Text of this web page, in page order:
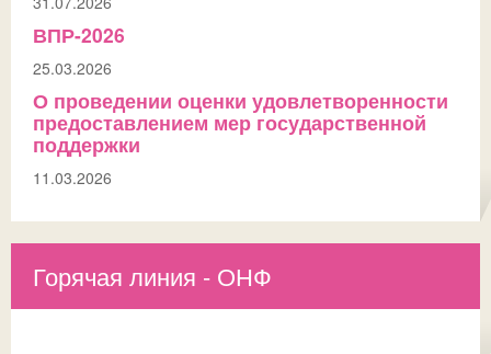
ВПР-2026
25.03.2026
О проведении оценки удовлетворенности
предоставлением мер государственной
поддержки
11.03.2026
Горячая линия - ОНФ